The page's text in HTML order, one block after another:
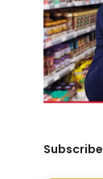
Subscribe